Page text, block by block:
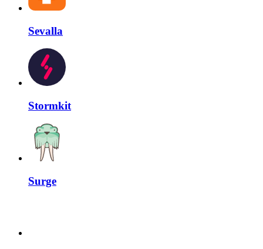
Sevalla
Stormkit
Surge